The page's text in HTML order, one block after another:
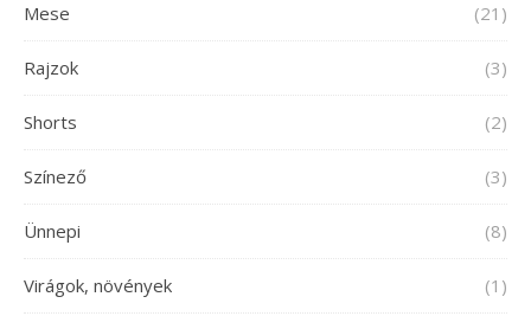
Mese (21)
Rajzok (3)
Shorts (2)
Színező (3)
Ünnepi (8)
Virágok, növények (1)